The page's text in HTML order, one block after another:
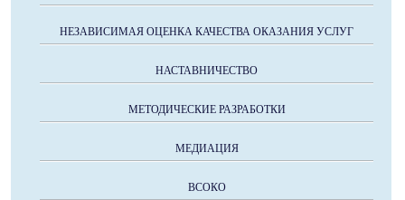
НЕЗАВИСИМАЯ ОЦЕНКА КАЧЕСТВА ОКАЗАНИЯ УСЛУГ
НАСТАВНИЧЕСТВО
МЕТОДИЧЕСКИЕ РАЗРАБОТКИ
МЕДИАЦИЯ
ВСОКО